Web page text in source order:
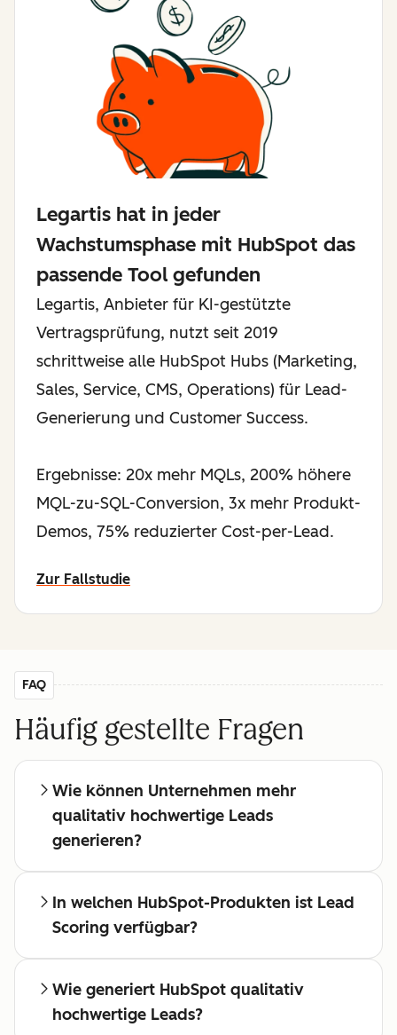
Legartis hat in jeder
Wachstumsphase mit HubSpot das
passende Tool gefunden
Legartis, Anbieter für KI-gestützte
Vertragsprüfung, nutzt seit 2019
schrittweise alle HubSpot Hubs (Marketing,
Sales, Service, CMS, Operations) für Lead-
Generierung und Customer Success.
Ergebnisse: 20x mehr MQLs, 200% höhere
MQL-zu-SQL-Conversion, 3x mehr Produkt-
Demos, 75% reduzierter Cost-per-Lead.
Zur Fallstudie
FAQ
Häufig gestellte Fragen
Wie können Unternehmen mehr
qualitativ hochwertige Leads
generieren?
In welchen HubSpot-Produkten ist Lead
Scoring verfügbar?
Wie generiert HubSpot qualitativ
hochwertige Leads?